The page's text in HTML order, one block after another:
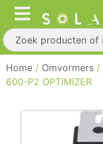
Home / Omvormers /
600-P2 OPTIMIZER